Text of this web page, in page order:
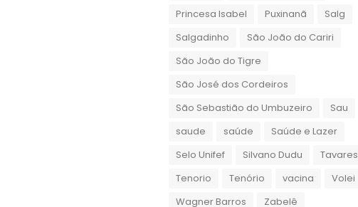
Princesa Isabel
Puxinanã
Salg
Salgadinho
São João do Cariri
São João do Tigre
São José dos Cordeiros
São Sebastião do Umbuzeiro
Sau
saude
saúde
Saúde e Lazer
Selo Unifef
Silvano Dudu
Tavares
Tenorio
Tenório vacina
Volei
Wagner Barros
Zabelê